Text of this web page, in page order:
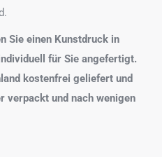
Sie einen Kunstdruck in
für Sie angefertigt.
kostenfrei geliefert und
verpackt und nach wenigen